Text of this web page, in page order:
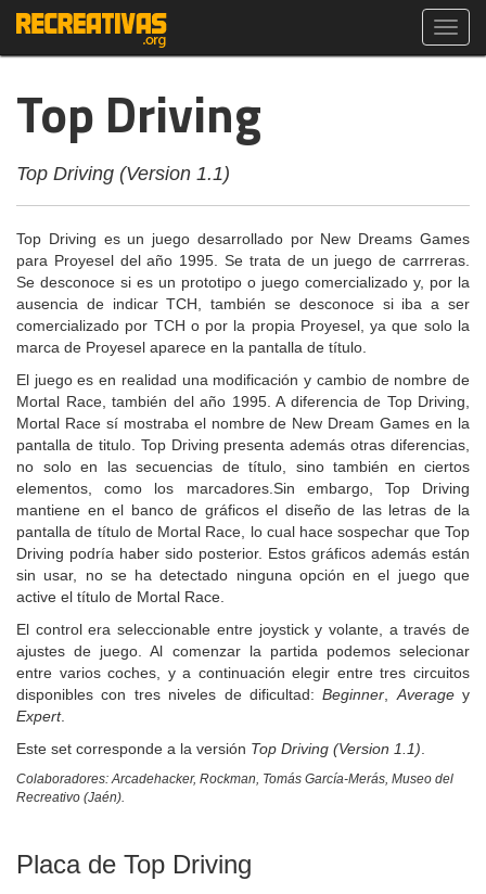
Top Driving
Top Driving (Version 1.1)
Top Driving es un juego desarrollado por New Dreams Games
para Proyesel del año 1995. Se trata de un juego de carrreras.
Se desconoce si es un prototipo o juego comercializado y, por la
ausencia de indicar TCH, también se desconoce si iba a ser
comercializado por TCH o por la propia Proyesel, ya que solo la
marca de Proyesel aparece en la pantalla de título.
El juego es en realidad una modificación y cambio de nombre de
Mortal Race, también del año 1995. A diferencia de Top Driving,
Mortal Race sí mostraba el nombre de New Dream Games en la
pantalla de titulo. Top Driving presenta además otras diferencias,
no solo en las secuencias de título, sino también en ciertos
elementos, como los marcadores.Sin embargo, Top Driving
mantiene en el banco de gráficos el diseño de las letras de la
pantalla de título de Mortal Race, lo cual hace sospechar que Top
Driving podría haber sido posterior. Estos gráficos además están
sin usar, no se ha detectado ninguna opción en el juego que
active el título de Mortal Race.
El control era seleccionable entre joystick y volante, a través de
ajustes de juego. Al comenzar la partida podemos selecionar
entre varios coches, y a continuación elegir entre tres circuitos
disponibles con tres niveles de dificultad:Beginner Averagey
Expert.
Este set corresponde a la versión Top Driving (Version 1.1)
Colaboradores: Arcadehacker, Rockman, Tomás García-Merás, Museo del
Recreativo (Jaén).
Placa de Top Driving